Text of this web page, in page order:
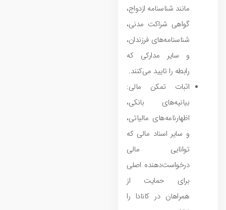
مانند شناسنامه ازدواج،
گواهی شراکت مدنی،
شناسنامه‌های فرزندان،
و سایر مدارکی که
رابطه را تایید می‌کنند.
اثبات تمکن مالی:
بیانیه‌های بانکی،
اظهارنامه‌های مالیاتی،
و سایر اسناد مالی که
توانایی مالی
درخواست‌دهنده اصلی
برای حمایت از
همراهان در کانادا را